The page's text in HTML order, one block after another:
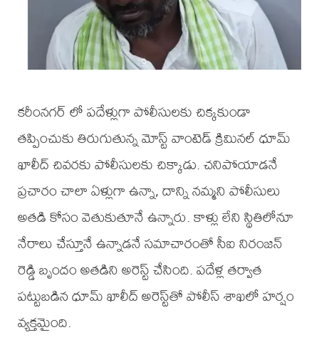
కరీంనగర్ లో పదేళ్లుగా పోలీసులకు చిక్కకుండా
తప్పించుకు తిరుగుతున్న మోస్ట్ వాంటెడ్ క్రిమినల్ ధూమ్
ఖాలీద్ చివరకు పోలీసులకు చిక్కాడు. చనిపోయాడనే
ప్రచారం చాలా ఏళ్లుగా ఉన్నా, దాన్ని నమ్మని పోలీసులు
అతడి కోసం వెతుకుతూనే ఉన్నారు. కాళ్లు లేని స్థితిలోనూ
నేరాలు చేస్తూనే ఉన్నాడనే సమాచారంతో సీఐ నిరంజన్
రెడ్డి బృందం అతడిని అరెస్ట్ చేసింది. పదేళ్ల తర్వాత
పట్టుబడిన ధూమ్ ఖాలీద్ అరెస్ట్‌తో పోలీస్ శాఖలో హర్షం
వ్యక్తమైంది.